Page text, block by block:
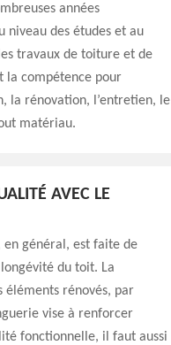
années
niveau des études et au
travaux de toiture et de
la compétence pour
la rénovation, l’entretien, le
matériau.
AVEC LE
général, est faite de
du toit. La
éléments rénovés, par
vise à renforcer
fonctionnelle, il faut aussi